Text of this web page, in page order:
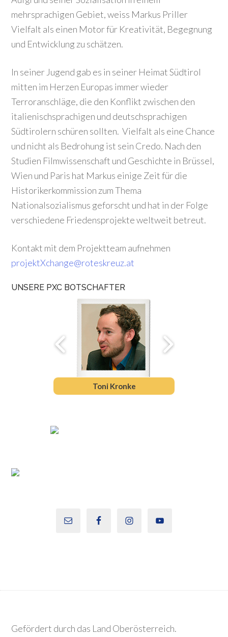
mehrsprachigen Gebiet, weiss Markus Priller
Vielfalt als einen Motor für Kreativität, Begegnung
und Entwicklung zu schätzen.
In seiner Jugend gab es in seiner Heimat Südtirol
mitten im Herzen Europas immer wieder
Terroranschläge, die den Konflikt zwischen den
italienischsprachigen und deutschsprachigen
Südtirolern schüren sollten. Vielfalt als eine Chance
und nicht als Bedrohung ist sein Credo. Nach den
Studien Filmwissenschaft und Geschichte in Brüssel,
Wien und Paris hat Markus einige Zeit für die
Historikerkommission zum Thema
Nationalsozialismus geforscht und hat in der Folge
verschiedene Friedensprojekte weltweit betreut.
Kontakt mit dem Projektteam aufnehmen
projektXchange@roteskreuz.at
UNSERE PXC BOTSCHAFTER
Gefördert durch das Land Oberösterreich.